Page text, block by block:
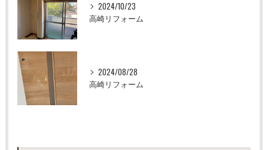
2024/10/23
高崎リフォーム
2024/08/28
高崎リフォーム